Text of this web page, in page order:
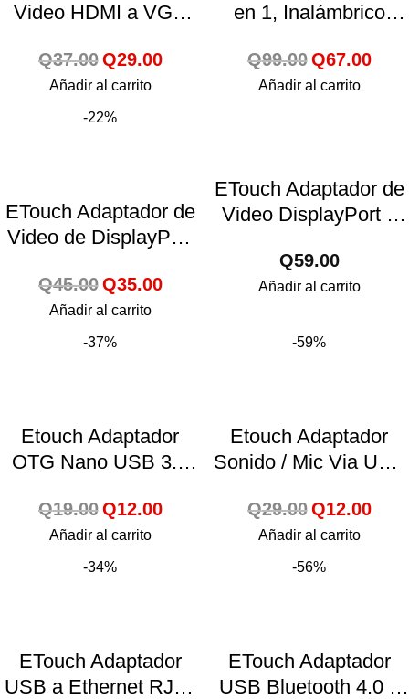
Video HDMI a VGA
150390
Q37.00 Q29.00
Añadir al carrito
en 1, Inalámbrico
Bluetooth V.4.0 –
150365
Q99.00 Q67.00
Añadir al carrito
-22%
ETouch Adaptador de
Video de DisplayPort
Q45.00 Q35.00
Añadir al carrito
ETouch Adaptador de
Video DisplayPort a
Q59.00
Añadir al carrito
-37%
Etouch Adaptador
OTG Nano USB 3.1
3.0 Alta Velocidad
(4.8GBPS)
Q19.00 Q12.00
Añadir al carrito
-59%
Etouch Adaptador
Sonido / Mic Via USB
Q29.00 Q12.00
Añadir al carrito
-34%
ETouch Adaptador
USB a Ethernet RJ45
-56%
ETouch Adaptador
USB Bluetooth 4.0 –